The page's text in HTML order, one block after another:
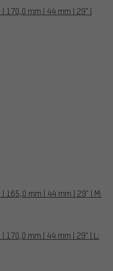
mm | 44 mm | 29" |
mm | 44 mm | 29" | M:
mm | 44 mm | 29" | L: